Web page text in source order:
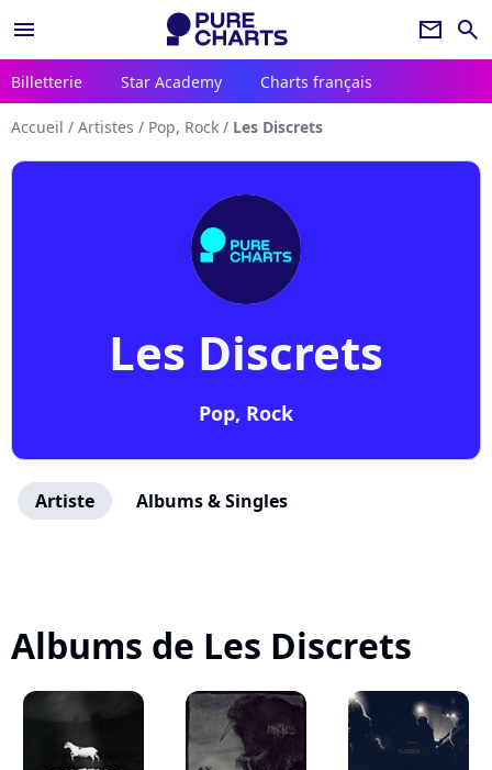
menu newsletter search
Billetterie Star Academy Charts français
Accueil / Artistes / Pop, Rock / Les Discrets
Les Discrets
Pop, Rock
Artiste Albums & Singles
Albums de Les Discrets